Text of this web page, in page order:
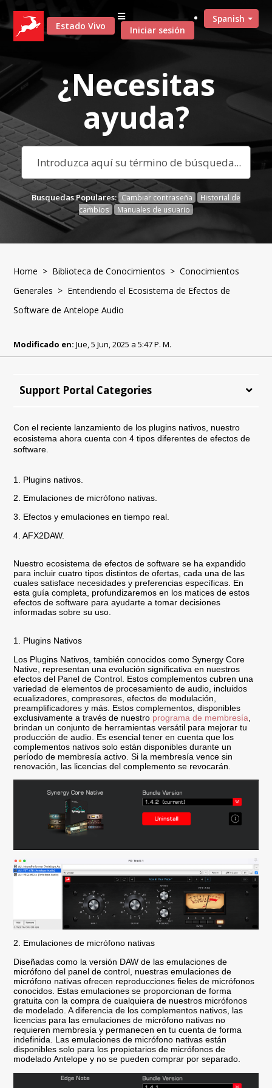
Estado Vivo
Spanish
Iniciar sesión
¿Necesitas
ayuda?
Busquedas Populares: Cambiar contraseña
Historial de
cambios
Manuales de usuario
Home > Biblioteca de Conocimientos >Conocimientos
Generales > Entendiendo el Ecosistema de Efectos de
Software de Antelope Audio
Modificado en: Jue, 5 Jun, 2025 a 5:47 P. M.
Support Portal Categories
Con el reciente lanzamiento de los plugins nativos, nuestro
ecosistema ahora cuenta con 4 tipos diferentes de efectos de
software.
1. Plugins nativos.
2. Emulaciones de micrófono nativas.
3. Efectos y emulaciones en tiempo real.
4. AFX2DAW.
Nuestro ecosistema de efectos de software se ha expandido
para incluir cuatro tipos distintos de ofertas, cada una de las
cuales satisface necesidades y preferencias específicas. En
esta guía completa, profundizaremos en los matices de estos
efectos de software para ayudarte a tomar decisiones
informadas sobre su uso.
1. Plugins Nativos
Los Plugins Nativos, también conocidos como Synergy Core
Native, representan una evolución significativa en nuestros
efectos del Panel de Control. Estos complementos cubren una
variedad de elementos de procesamiento de audio, incluidos
ecualizadores, compresores, efectos de modulación,
preamplificadores y más. Estos complementos, disponibles
exclusivamente a través de nuestro programa de membresía
brindan un conjunto de herramientas versátil para mejorar tu
producción de audio. Es esencial tener en cuenta que los
complementos nativos solo están disponibles durante un
período de membresía activo. Si la membresía vence sin
renovación, las licencias del complemento se revocarán.
2. Emulaciones de micrófono nativas
Diseñadas como la versión DAW de las emulaciones de
micrófono del panel de control, nuestras emulaciones de
micrófono nativas ofrecen reproducciones fieles de micrófonos
conocidos. Estas emulaciones se proporcionan de forma
gratuita con la compra de cualquiera de nuestros micrófonos
de modelado. A diferencia de los complementos nativos, las
licencias para las emulaciones de micrófono nativas no
requieren membresía y permanecen en tu cuenta de forma
indefinida. Las emulaciones de micrófono nativas están
disponibles solo para los propietarios de micrófonos de
modelado Antelope y no se pueden comprar por separado.